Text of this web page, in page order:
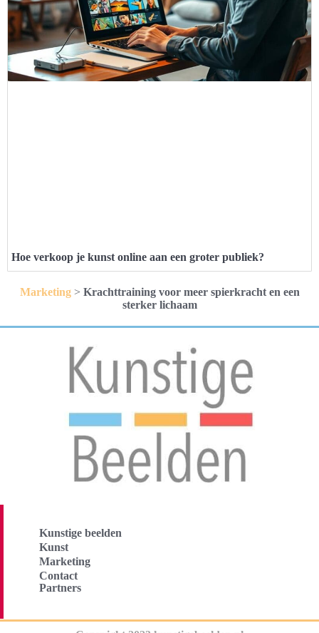
Hoe verkoop je kunst online aan een groter publiek?
Marketing> Krachttraining voor meer spierkracht en een
sterker lichaam
Kunstige beelden
Kunst
Marketing
Contact
Partners